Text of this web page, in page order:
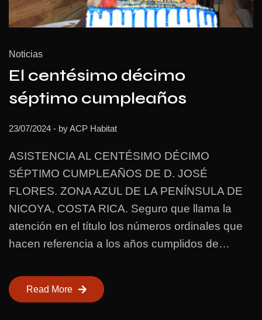
Noticias
El centésimo décimo
séptimo cumpleaños
23/07/2024 - byACP Habitat
ASISTENCIA AL CENTÉSIMO DÉCIMO
SÉPTIMO CUMPLEAÑOS DE D. JOSÉ
FLORES. ZONA AZUL DE LA PENÍNSULA DE
NICOYA, COSTA RICA. Seguro que llama la
atención en el título los números ordinales que
hacen referencia a los años cumplidos de…
Read More